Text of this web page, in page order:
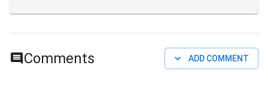
Comments ADD COMMENT